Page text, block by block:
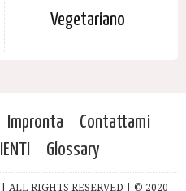
Vegetariano
Impronta
Contattami
Glossary
ALL RIGHTS RESERVED | © 2020